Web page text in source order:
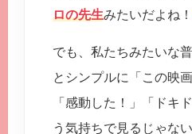
ロの先生みたいだよね！
でも、私たちみたいな
とシンプルに「この映
「感動した！」「ドキ
う気持ちで見るじゃな